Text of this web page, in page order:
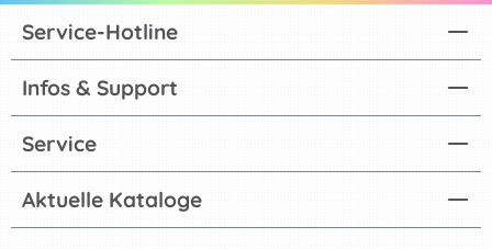
Aktuelle Kataloge
Service-Hotline
Infos & Support
Service